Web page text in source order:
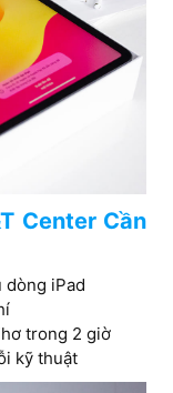
Center Cần
dòng iPad
trong 2 giờ
kỹ thuật